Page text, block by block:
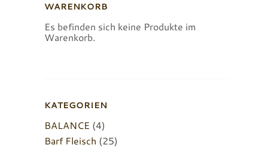
WARENKORB
Es befinden sich keine Produkte im
Warenkorb.
KATEGORIEN
BALANCE (4)
Barf Fleisch (25)